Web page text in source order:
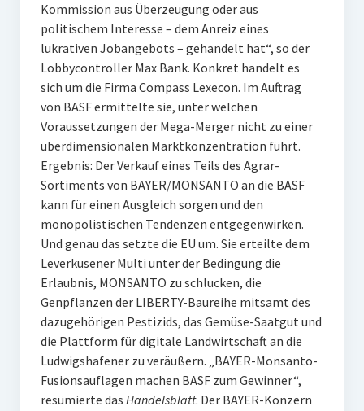
Kommission aus Überzeugung oder aus
politischem Interesse – dem Anreiz eines
lukrativen Jobangebots – gehandelt hat“, so der
Lobbycontroller Max Bank. Konkret handelt es
sich um die Firma Compass Lexecon. Im Auftrag
von BASF ermittelte sie, unter welchen
Voraussetzungen der Mega-Merger nicht zu einer
überdimensionalen Marktkonzentration führt.
Ergebnis: Der Verkauf eines Teils des Agrar-
Sortiments von BAYER/MONSANTO an die BASF
kann für einen Ausgleich sorgen und den
monopolistischen Tendenzen entgegenwirken.
Und genau das setzte die EU um. Sie erteilte dem
Leverkusener Multi unter der Bedingung die
Erlaubnis, MONSANTO zu schlucken, die
Genpflanzen der LIBERTY-Baureihe mitsamt des
dazugehörigen Pestizids, das Gemüse-Saatgut und
die Plattform für digitale Landwirtschaft an die
Ludwigshafener zu veräußern. „BAYER-Monsanto-
Fusionsauflagen machen BASF zum Gewinner“,
resümierte das Handelsblatt. Der BAYER-Konzern